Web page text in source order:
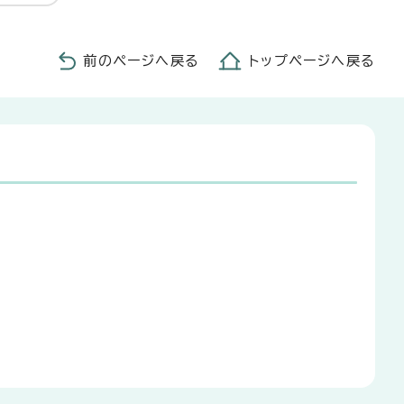
前のページへ戻る トップページへ戻る